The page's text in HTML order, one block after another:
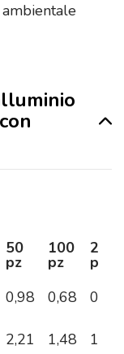
50
pz
100
pz
250
pz
0,98 0,68
0,63
2,21 1,48 1,15